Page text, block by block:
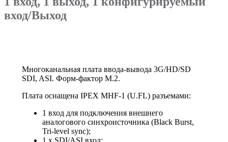
вход/Выход
Многоканальная плата ввода-вывода 3G/HD/SD
SDI, ASI. Форм-фактор М.2.
Плата оснащена IPEX MHF-1 (U.FL) разъемами:
1 вход для подключения внешнего
аналогового синхроисточника (Black Burst,
Tri-level sync);
1 x SDI/ASI вход;